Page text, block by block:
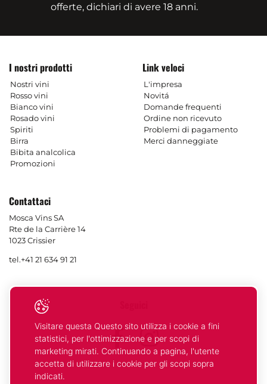
offerte, dichiari di avere 18 anni.
I nostri prodotti
Nostri vini
Rosso vini
Bianco vini
Rosado vini
Spiriti
Birra
Bibita analcolica
Promozioni
Link veloci
L'impresa
Novitá
Domande frequenti
Ordine non ricevuto
Problemi di pagamento
Merci danneggiate
Contattaci
Mosca Vins SA
Rte de la Carrière 14
1023 Crissier
tel.+41 21 634 91 21
Facebook
Instagram
Visitare questa Questo sito utilizza i cookie a fini
statistici, per l'ottimizzazione e per scopi di
marketing mirati. Continuando a pagina, l'utente
accetta di utilizzare i cookie per gli scopi sopra
indicati.